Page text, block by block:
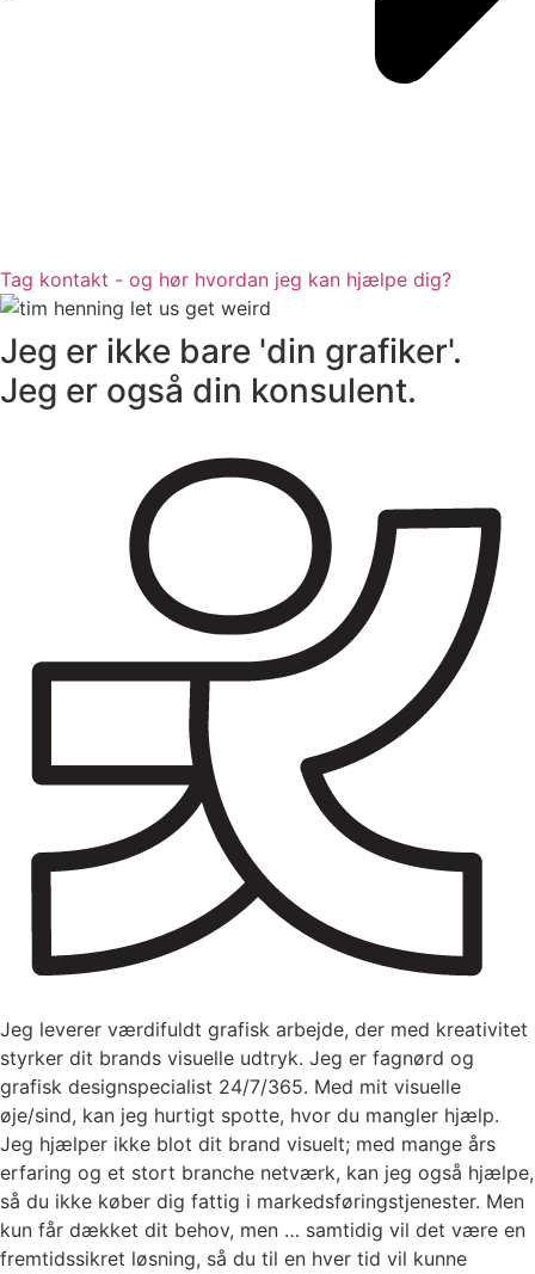
Tag kontakt - og hør hvordan jeg kan hjælpe dig?
Jeg er ikke bare 'din grafiker'.
Jeg er også din konsulent.
Jeg leverer værdifuldt grafisk arbejde, der med kreativitet
styrker dit brands visuelle udtryk. Jeg er fagnørd og
grafisk designspecialist 24/7/365. Med mit visuelle
øje/sind, kan jeg hurtigt spotte, hvor du mangler hjælp.
Jeg hjælper ikke blot dit brand visuelt; med mange års
erfaring og et stort branche netværk, kan jeg også hjælpe,
så du ikke køber dig fattig i markedsføringstjenester. Men
kun får dækket dit behov, men … samtidig vil det være en
fremtidssikret løsning, så du til en hver tid vil kunne